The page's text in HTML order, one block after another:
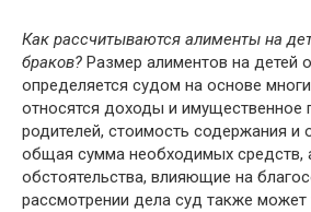
Как рассчитываются алименты на
браков? Размер алиментов на детей
определяется судом на основе
относятся доходы и имущественное
родителей, стоимость содержания и
общая сумма необходимых средств,
обстоятельства, влияющие на
рассмотрении дела суд также может